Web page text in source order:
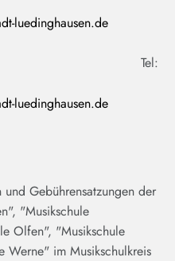
luedinghausen.de
Tel:
luedinghausen.de
Gebührensatzungen der
"Musikschule
Olfen", "Musikschule
Werne" im Musikschulkreis